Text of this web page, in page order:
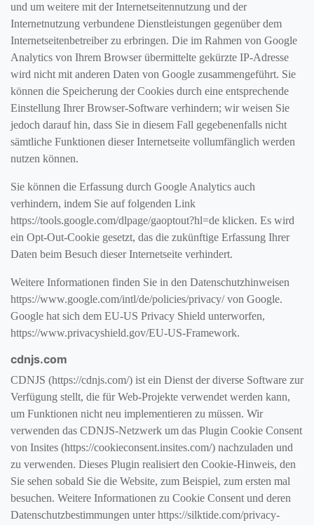
und um weitere mit der Internetseitennutzung und der
Internetnutzung verbundene Dienstleistungen gegenüber dem
Internetseitenbetreiber zu erbringen. Die im Rahmen von Google
Analytics von Ihrem Browser übermittelte gekürzte IP-Adresse
wird nicht mit anderen Daten von Google zusammengeführt. Sie
können die Speicherung der Cookies durch eine entsprechende
Einstellung Ihrer Browser-Software verhindern; wir weisen Sie
jedoch darauf hin, dass Sie in diesem Fall gegebenenfalls nicht
sämtliche Funktionen dieser Internetseite vollumfänglich werden
nutzen können.
Sie können die Erfassung durch Google Analytics auch
verhindern, indem Sie auf folgenden Link
https://tools.google.com/dlpage/gaoptout?hl=de klicken. Es wird
ein Opt-Out-Cookie gesetzt, das die zukünftige Erfassung Ihrer
Daten beim Besuch dieser Internetseite verhindert.
Weitere Informationen finden Sie in den Datenschutzhinweisen
https://www.google.com/intl/de/policies/privacy/ von Google.
Google hat sich dem EU-US Privacy Shield unterworfen,
https://www.privacyshield.gov/EU-US-Framework.
cdnjs.com
CDNJS (https://cdnjs.com/) ist ein Dienst der diverse Software zur
Verfügung stellt, die für Web-Projekte verwendet werden kann,
um Funktionen nicht neu implementieren zu müssen. Wir
verwenden das CDNJS-Netzwerk um das Plugin Cookie Consent
von Insites (https://cookieconsent.insites.com/) nachzuladen und
zu verwenden. Dieses Plugin realisiert den Cookie-Hinweis, den
Sie sehen sobald Sie die Website, zum Beispiel, zum ersten mal
besuchen. Weitere Informationen zu Cookie Consent und deren
Datenschutzbestimmungen unter https://silktide.com/privacy-